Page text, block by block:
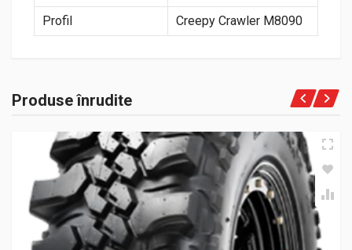
Profil
Creepy Crawler M8090
Produse înrudite